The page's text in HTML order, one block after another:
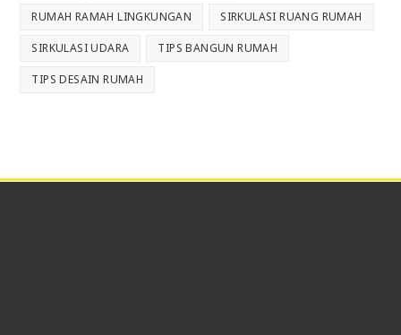
RUMAH RAMAH LINGKUNGAN SIRKULASI RUANG RUMAH
SIRKULASI UDARA TIPS BANGUN RUMAH
TIPS DESAIN RUMAH